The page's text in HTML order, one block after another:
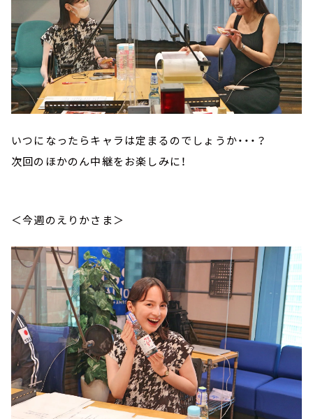
いつになったらキャラは定まるのでしょうか・・・？
次回のほかのん中継をお楽しみに！
＜今週のえりかさま＞